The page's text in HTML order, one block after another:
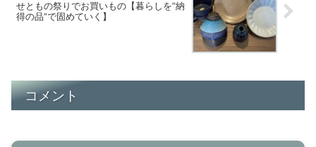
せともの祭りでお買いもの【暮らしを”納
得の品”で固めていく】
コメント